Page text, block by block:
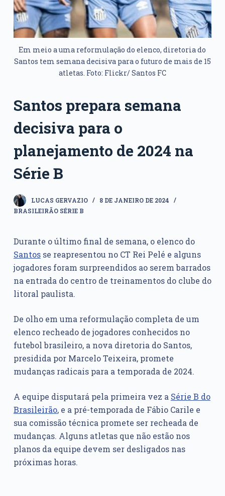
Em meio a uma reformulação do elenco, diretoria do
Santos tem semana decisiva para o futuro de mais de 15
atletas. Foto: Flickr/ Santos FC
Santos prepara semana
decisiva para o
planejamento de 2024 na
Série B
LUCAS GERVAZIO
8 DE JANEIRO DE 2024
BRASILEIRÃO SÉRIE B
Durante o último final de semana, o elenco do
Santosse reapresentou no CT Rei Pelé e alguns
jogadores foram surpreendidos ao serem barrados
na entrada do centro de treinamentos do clube do
litoral paulista.
De olho em uma reformulação completa de um
elenco recheado de jogadores conhecidos no
futebol brasileiro, a nova diretoria do Santos,
presidida por Marcelo Teixeira, promete
mudanças radicais para a temporada de 2024.
A equipe disputará pela primeira vez a Série B do
Brasileirão, e a pré-temporada de Fábio Carile e
sua comissão técnica promete ser recheada de
mudanças. Alguns atletas que não estão nos
planos da equipe devem ser desligados nas
próximas horas.